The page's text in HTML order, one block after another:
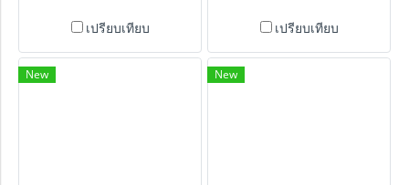
เปรียบเทียบ เปรียบเทียบ
New New